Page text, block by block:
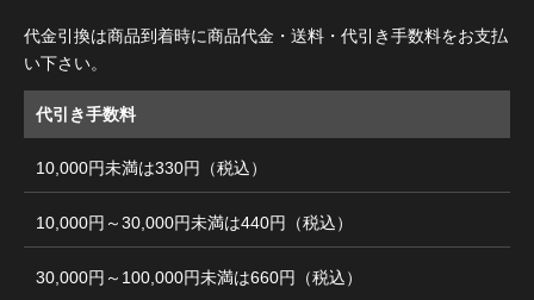
代金引換は商品到着時に商品代金・送料・代引き手数料をお支払
い下さい。
代引き手数料
10,000円未満は330円（税込）
10,000円～30,000円未満は440円（税込）
30,000円～100,000円未満は660円（税込）